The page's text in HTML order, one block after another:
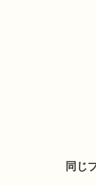
同じ